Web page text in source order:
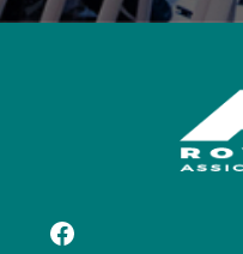
Facebook